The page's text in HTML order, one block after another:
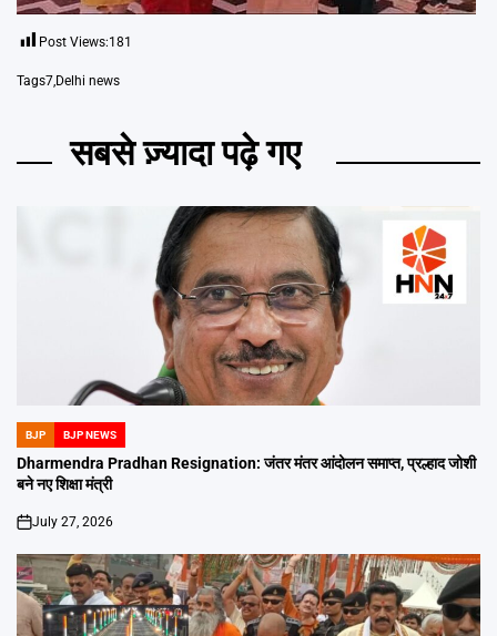
Post Views:181
Tags7,Delhi news
सबसे ज़्यादा पढ़े गए
POSTED
IN
BJP BJP NEWS
Dharmendra Pradhan Resignation: जंतर मंतर आंदोलन समाप्त, प्रल्हाद जोशी
बने नए शिक्षा मंत्री
on
July 27, 2026